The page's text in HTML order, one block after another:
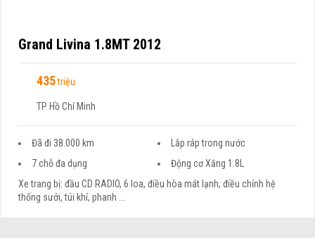
Grand Livina 1.8MT 2012
435triệu
TP Hồ Chí Minh
Đã đi 38.000 km
Lắp ráp trong nước
7 chỗ đa dụng
Động cơ Xăng 1.8L
Xe trang bị: đầu CD RADIO, 6 loa, điều hòa mát lạnh, điều chỉnh hệ
thống sưởi, túi khí, phanh ...